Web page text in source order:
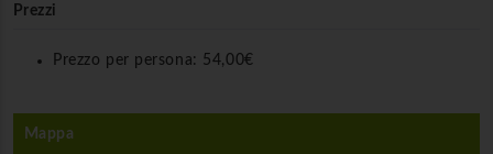
Prezzi
Prezzo per persona: 54,00€
Mappa